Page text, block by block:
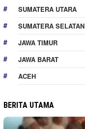
SUMATERA UTARA
SUMATERA SELATAN
JAWA TIMUR
JAWA BARAT
ACEH
BERITA UTAMA